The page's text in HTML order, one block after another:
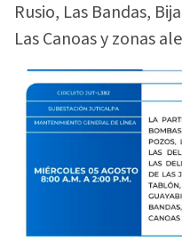
Rusio, Las Bandas,
Las Canoas y zonas